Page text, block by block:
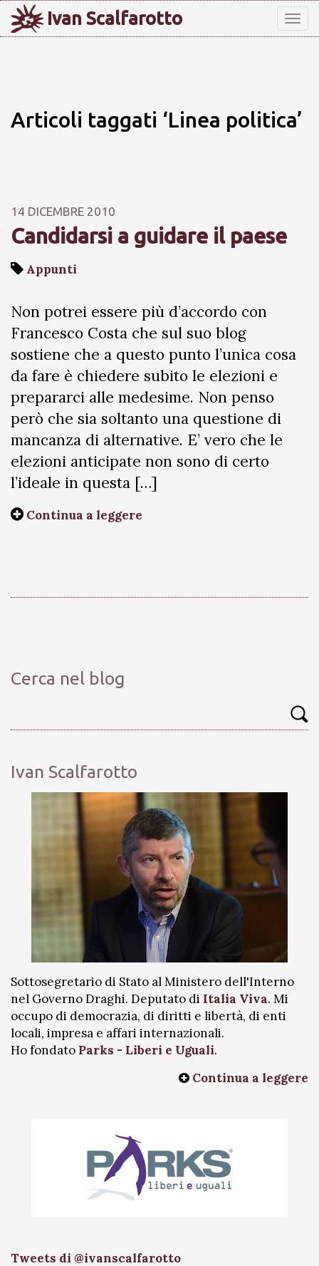
Ivan Scalfarotto
Articoli taggati ‘Linea politica’
14 DICEMBRE 2010
Candidarsi a guidare il paese
Appunti
Non potrei essere più d’accordo con
Francesco Costa che sul suo blog
sostiene che a questo punto l’unica cosa
da fare è chiedere subito le elezioni e
prepararci alle medesime. Non penso
però che sia soltanto una questione di
mancanza di alternative. E’ vero che le
elezioni anticipate non sono di certo
l’ideale in questa […]
Continua a leggere
Cerca nel blog
Ivan Scalfarotto
Sottosegretario di Stato al Ministero dell'Interno
nel Governo Draghi. Deputato di Italia Viva. Mi
occupo di democrazia, di diritti e libertà, di enti
locali, impresa e affari internazionali.
Ho fondato Parks - Liberi e Uguali.
Continua a leggere
Tweets di @ivanscalfarotto